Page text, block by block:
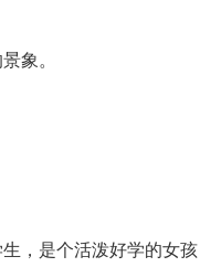
象。
，是个活泼好学的女孩